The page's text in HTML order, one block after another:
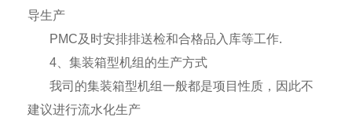
导生产
PMC及时安排排送检和合格品入库等工作.
4 、集装箱型机组的生产方式
我司的集装箱型机组一般都是项目性质，因此不
建议进行流水化生产